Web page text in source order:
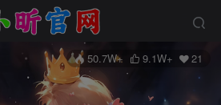
50.7W+ 9.1W+ 21